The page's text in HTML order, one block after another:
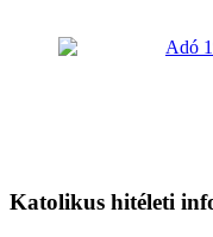
Katolikus hitéleti